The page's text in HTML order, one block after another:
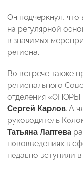
Он подчеркнул, что
на регулярной
в значимых
региона.
Во встрече также
регионального
отделения
Сергей Карлов. А
руководитель
Татьяна Лаптева
нововведениях в
недавно вступили в